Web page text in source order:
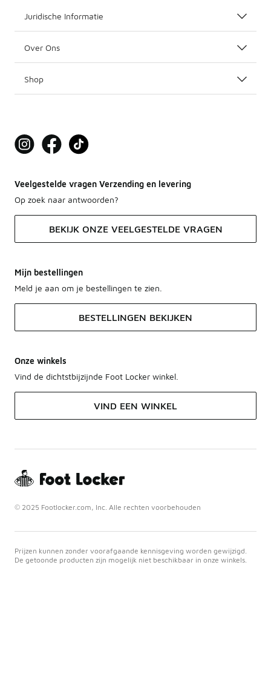
Juridische Informatie
Over Ons
Shop
Veelgestelde vragen Verzending en levering
Op zoek naar antwoorden?
BEKIJK ONZE VEELGESTELDE VRAGEN
Mijn bestellingen
Meld je aan om je bestellingen te zien.
BESTELLINGEN BEKIJKEN
Onze winkels
Vind de dichtstbijzijnde Foot Locker winkel.
VIND EEN WINKEL
© 2025 Footlocker.com, Inc. Alle rechten voorbehouden
Prijzen kunnen zonder voorafgaande kennisgeving worden gewijzigd.
De getoonde producten zijn mogelijk niet beschikbaar in onze winkels.